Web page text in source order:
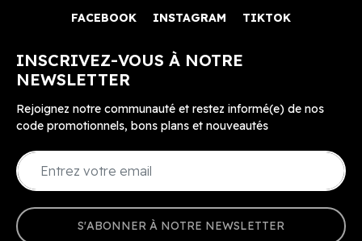
FACEBOOK INSTAGRAM TIKTOK
INSCRIVEZ-VOUS À NOTRE
NEWSLETTER
Rejoignez notre communauté et restez informé(e) de nos
code promotionnels, bons plans et nouveautés
S'ABONNER À NOTRE NEWSLETTER